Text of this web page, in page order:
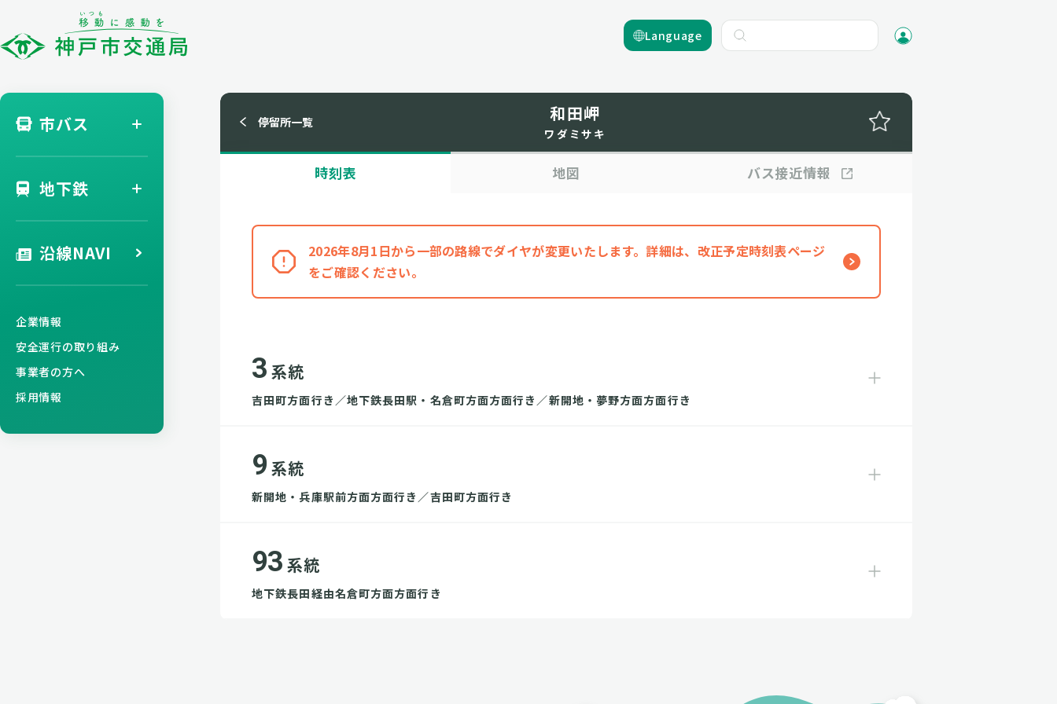
Language
市バス
地下鉄
沿線NAVI
企業情報
安全運行の取り組み
事業者の方へ
採用情報
停留所一覧 和田岬
ワダミサキ
時刻表 地図 バス接近情報
2026年8月1日から一部の路線でダイヤが変更いたします。詳細は、改正予定時刻表ページ
をご確認ください。
3 系統
吉田町方面行き／地下鉄長田駅・名倉町方面方面行き／新開地・夢野方面方面行き
9 系統
新開地・兵庫駅前方面方面行き／吉田町方面行き
93 系統
地下鉄長田経由名倉町方面方面行き